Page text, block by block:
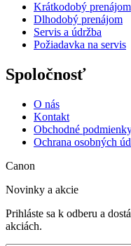
Krátkodobý prenájom
Dlhodobý prenájom
Servis a údržba
Požiadavka na servis
Spoločnosť
O nás
Kontakt
Obchodné
Ochrana osobných
Canon
Novinky a akcie
Prihláste sa k odberu a
akciách.